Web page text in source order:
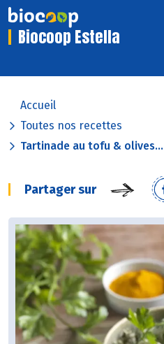
Biocoop Estella
Accueil
Toutes nos recettes
Tartinade au tofu & olives...
Partager sur